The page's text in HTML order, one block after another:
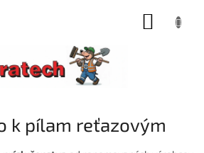
k pílam reťazovým